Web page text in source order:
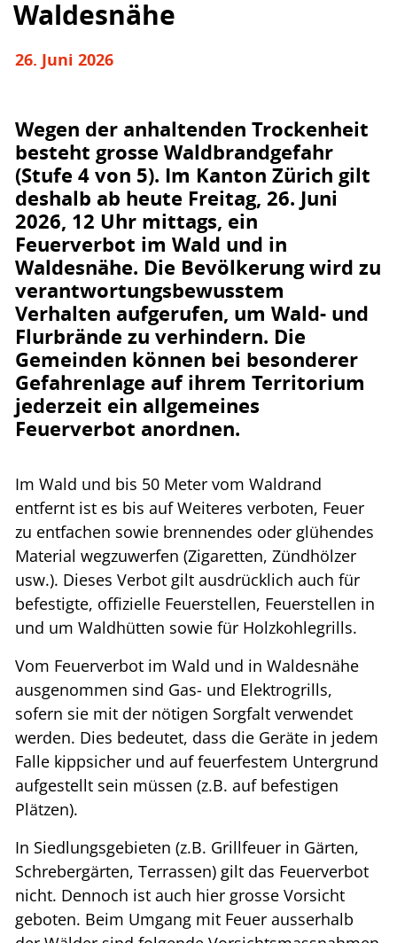
Waldesnähe
26. Juni 2026
Wegen der anhaltenden Trockenheit
besteht grosse Waldbrandgefahr
(Stufe 4 von 5). Im Kanton Zürich gilt
deshalb ab heute Freitag, 26. Juni
2026, 12 Uhr mittags, ein
Feuerverbot im Wald und in
Waldesnähe. Die Bevölkerung wird zu
verantwortungsbewusstem
Verhalten aufgerufen, um Wald- und
Flurbrände zu verhindern. Die
Gemeinden können bei besonderer
Gefahrenlage auf ihrem Territorium
jederzeit ein allgemeines
Feuerverbot anordnen.
Im Wald und bis 50 Meter vom Waldrand
entfernt ist es bis auf Weiteres verboten, Feuer
zu entfachen sowie brennendes oder glühendes
Material wegzuwerfen (Zigaretten, Zündhölzer
usw.). Dieses Verbot gilt ausdrücklich auch für
befestigte, offizielle Feuerstellen, Feuerstellen in
und um Waldhütten sowie für Holzkohlegrills.
Vom Feuerverbot im Wald und in Waldesnähe
ausgenommen sind Gas- und Elektrogrills,
sofern sie mit der nötigen Sorgfalt verwendet
werden. Dies bedeutet, dass die Geräte in jedem
Falle kippsicher und auf feuerfestem Untergrund
aufgestellt sein müssen (z.B. auf befestigen
Plätzen).
In Siedlungsgebieten (z.B. Grillfeuer in Gärten,
Schrebergärten, Terrassen) gilt das Feuerverbot
nicht. Dennoch ist auch hier grosse Vorsicht
geboten. Beim Umgang mit Feuer ausserhalb